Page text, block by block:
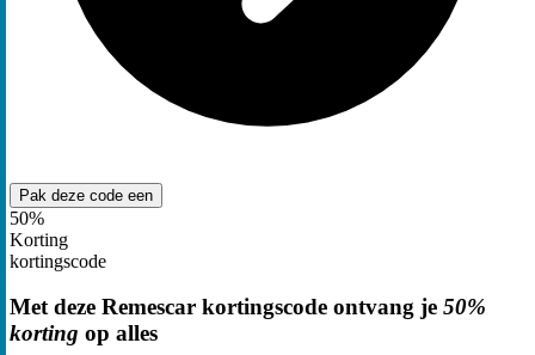
Pak deze code een
50%
Korting
kortingscode
Met deze Remescar kortingscode ontvang je 50%
korting op alles